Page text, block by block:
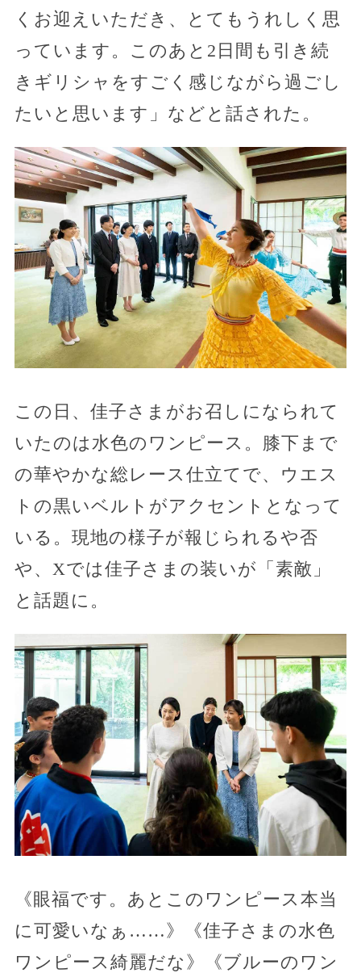
くお迎えいただき、とてもうれしく思
っています。このあと2日間も引き続
きギリシャをすごく感じながら過ごし
たいと思います」などと話された。
この日、佳子さまがお召しになられて
いたのは水色のワンピース。膝下まで
の華やかな総レース仕立てで、ウエス
トの黒いベルトがアクセントとなって
いる。現地の様子が報じられるや否
や、Xでは佳子さまの装いが「素敵」
と話題に。
《眼福です。あとこのワンピース本当
に可愛いなぁ……》《佳子さまの水色
ワンピース綺麗だな》《ブルーのワン